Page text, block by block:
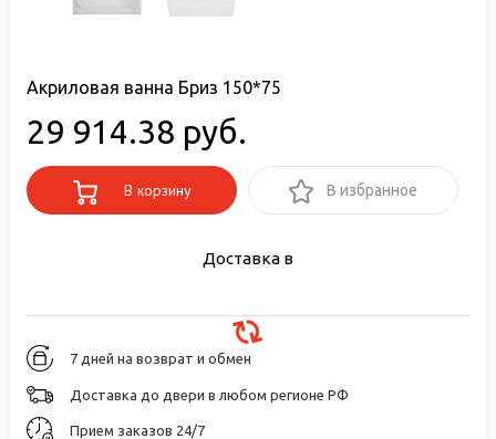
Акриловая ванна Бриз 150*75
29 914.38 руб.
В корзину В избранное
Доставка в
7 дней на возврат и обмен
Доставка до двери в любом регионе РФ
Прием заказов 24/7